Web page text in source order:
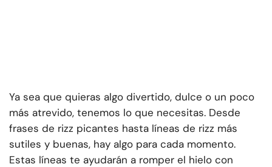
Ya sea que quieras algo divertido, dulce o un poco
más atrevido, tenemos lo que necesitas. Desde
frases de rizz picantes hasta líneas de rizz más
sutiles y buenas, hay algo para cada momento.
Estas líneas te ayudarán a romper el hielo con